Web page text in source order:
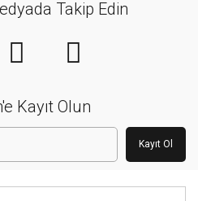
Takip Edin
Kayıt Olun
Kayıt Ol